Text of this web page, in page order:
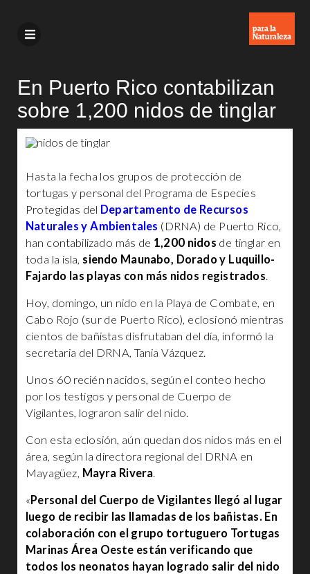
En Puerto Rico contabilizan
sobre 1,200 nidos de tinglar
Hasta la fecha los grupos de protección de
tortugas y personal del Programa de Especies
Protegidas del Departamento de Recursos
Naturales y Ambientales (DRNA) de Puerto Rico,
han contabilizado más de 1,200 nidos de tinglar en
toda la isla, siendo Maunabo, Dorado y Luquillo-
Fajardo las playas con más nidos registrados.
Hoy, domingo, un nido en la Playa de Combate, en
Cabo Rojo (sur de Puerto Rico), eclosionó mientras
cientos de bañistas disfrutaban del día, informó la
secretaria del DRNA, Tania Vázquez.
Unos 60 recién nacidos, según el conteo hecho
por los testigos y personal de Cuerpo de
Vigilantes, lograron salir del nido.
Con esta eclosión, aún quedan dos nidos más en el
área, según la directora regional del DRNA en
Mayagüez, Mayra Rivera.
« Personal del Cuerpo de Vigilantes llegó al lugar
luego de recibir las llamadas de los bañistas. En
colaboración con el grupo tortuguero Tortugas
Marinas Área Oeste están verificando que
todos los neonatos hayan logrado salir del nido